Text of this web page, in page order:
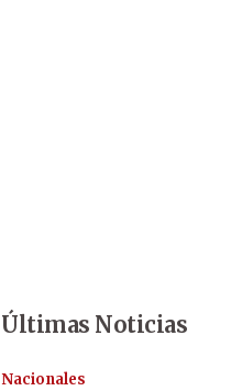
Últimas Noticias
Nacionales